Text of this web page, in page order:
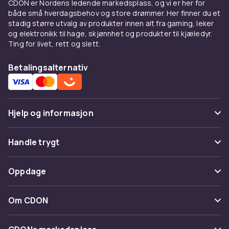
spesielt designet til pasta og andre retter med
mye saus. Den er større enn en vanlig dyp
tallerken og bredere enn en suppeskål. Typisk
er diameteren 28–30 cm og dybden 3–5 cm.
og gir plass til å tørke kanten av, så tallerkenen
ser innbydende ut.
pastatallerkener
Pastatallerkener lages typisk av porselen eller
farger til å stå frem. Stentøy er mer rustikt og
tungt, og gir en varm, hjemlig følelse rundt
bordet. Begge materialer er normalt
oppvaskmaskin- og mikrobølgeovn-sikre.
CDON er Nordens ledende markedsplass, og vi er her for
både små hverdagsbehov og store drømmer. Her finner du et
stadig større utvalg av produkter innen alt fra gaming, leker
og elektronikk til hage, skjønnhet og produkter til kjæledyr.
Ting for livet, rett og slett.
Betalingsalternativ
Hjelp og informasjon
Vanlige spørsmål
Spor pakke
Angre & returner her
Kontakt oss
Handle trygt
Betaling
Levering
Oppdage
Kategorier
Varemerker
Om CDON
Om oss